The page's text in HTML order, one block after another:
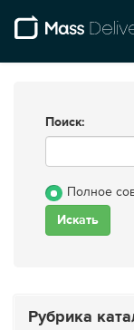
Поиск:
Полное
Рубрика